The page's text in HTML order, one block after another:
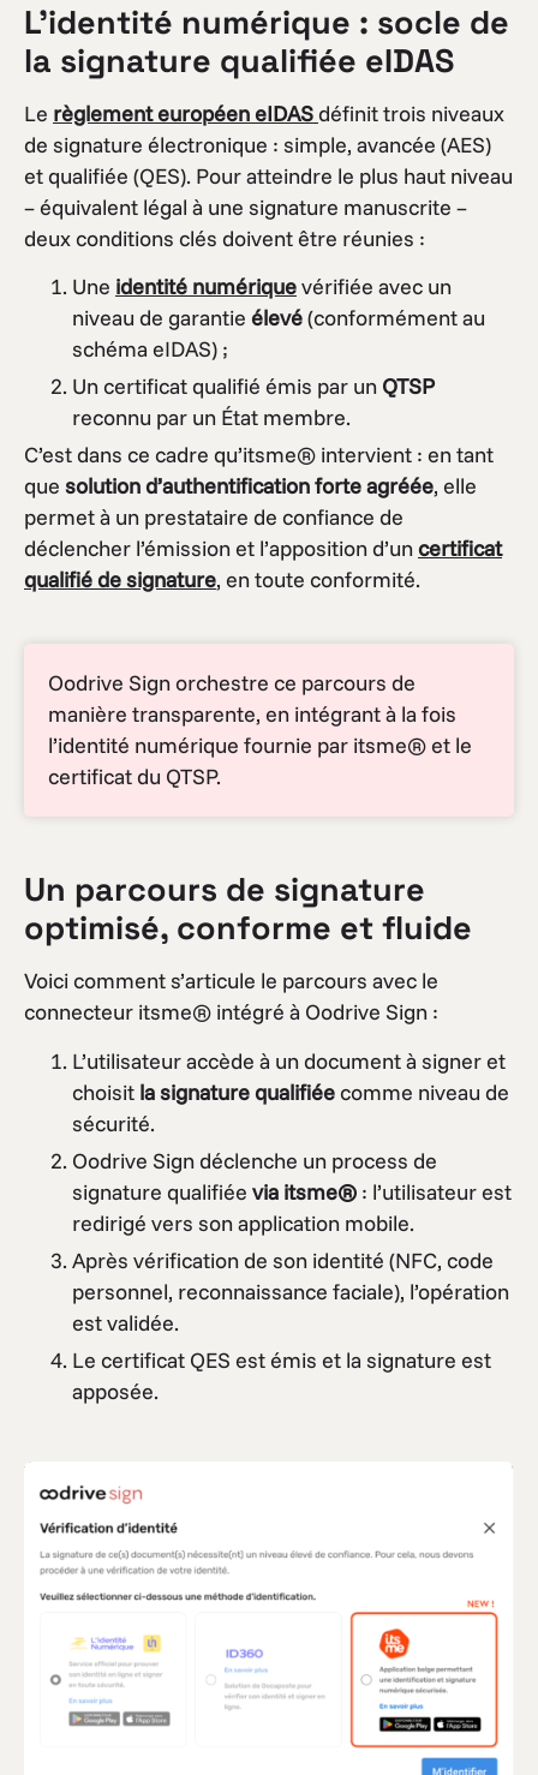
L’identité numérique : socle de
la signature qualifiée eIDAS
Le règlement européen eIDASdéfinit trois niveaux
de signature électronique : simple, avancée (AES)
et qualifiée (QES). Pour atteindre le plus haut niveau
– équivalent légal à une signature manuscrite –
deux conditions clés doivent être réunies :
Une identité numériquevérifiée avec un
niveau de garantie élevé(conformément au
schéma eIDAS) ;
Un certificat qualifié émis par un QTSP
reconnu par un État membre.
C’est dans ce cadre qu’itsme® intervient : en tant
que solution d’authentification forte agréée, elle
permet à un prestataire de confiance de
déclencher l’émission et l’apposition d’un certificat
qualifié de signature, en toute conformité.
Oodrive Sign orchestre ce parcours de
manière transparente, en intégrant à la fois
l’identité numérique fournie par itsme® et le
certificat du QTSP.
Un parcours de signature
optimisé, conforme et fluide
Voici comment s’articule le parcours avec le
connecteur itsme® intégré à Oodrive Sign :
L’utilisateur accède à un document à signer et
choisit la signature qualifiéecomme niveau de
sécurité.
Oodrive Sign déclenche un process de
signature qualifiée via itsme® : l’utilisateur est
redirigé vers son application mobile.
Après vérification de son identité (NFC, code
personnel, reconnaissance faciale), l’opération
est validée.
Le certificat QES est émis et la signature est
apposée.